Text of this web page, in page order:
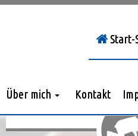
Start-
Über mich Kontakt